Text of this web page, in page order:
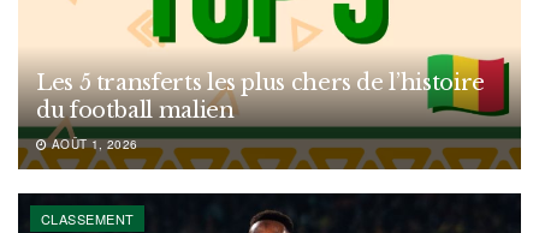
Les 5 transferts les plus chers de l’histoire
du football malien
AOÛT 1, 2026
CLASSEMENT